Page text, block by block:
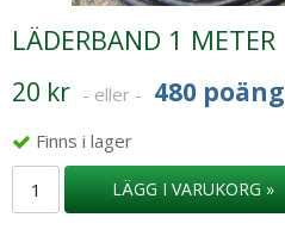
LÄDERBAND 1 METER
20 kr - eller - 480 poäng
Finns i lager
LÄGG I VARUKORG »